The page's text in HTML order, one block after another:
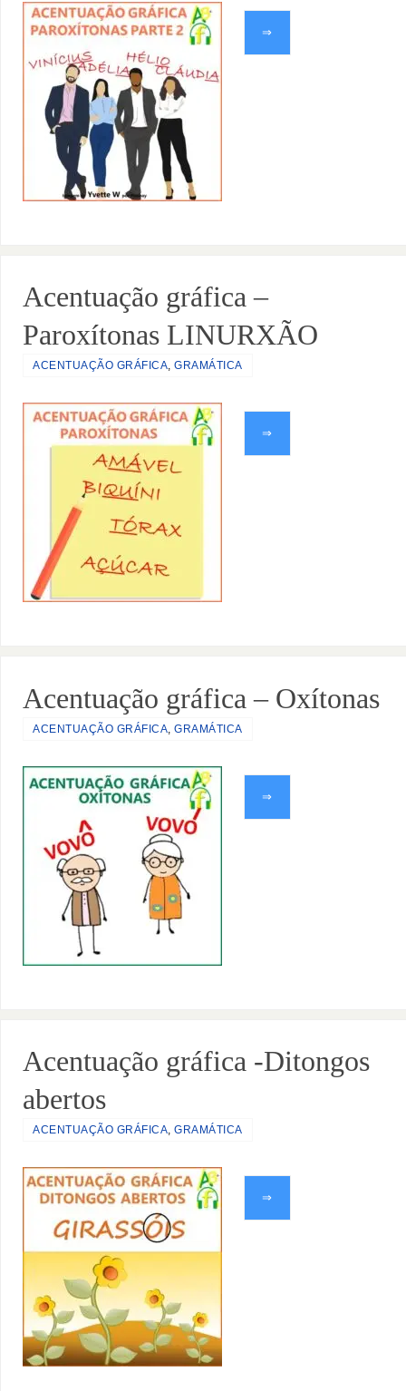
⇒
Acentuação gráfica –
Paroxítonas LINURXÃO
ACENTUAÇÃO GRÁFICA,GRAMÁTICA
⇒
Acentuação gráfica – Oxítonas
ACENTUAÇÃO GRÁFICA ,GRAMÁTICA
⇒
Acentuação gráfica -Ditongos
abertos
ACENTUAÇÃO GRÁFICA,GRAMÁTICA
⇒